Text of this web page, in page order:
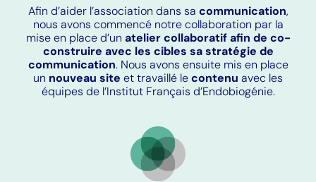
Afin d’aider l’association dans sa communication,
nous avons commencé notre collaboration par la
mise en place d’un atelier collaboratif afin de co-
construire avec les cibles sa stratégie de
communication. Nous avons ensuite mis en place
un nouveau site et travaillé lecontenu avec les
équipes de l’Institut Français d’Endobiogénie.